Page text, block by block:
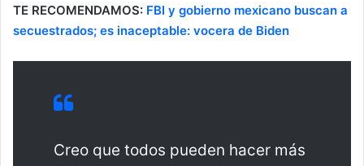
TE RECOMENDAMOS: FBI y gobierno mexicano buscan a
secuestrados; es inaceptable: vocera de Biden
Creo que todos pueden hacer más